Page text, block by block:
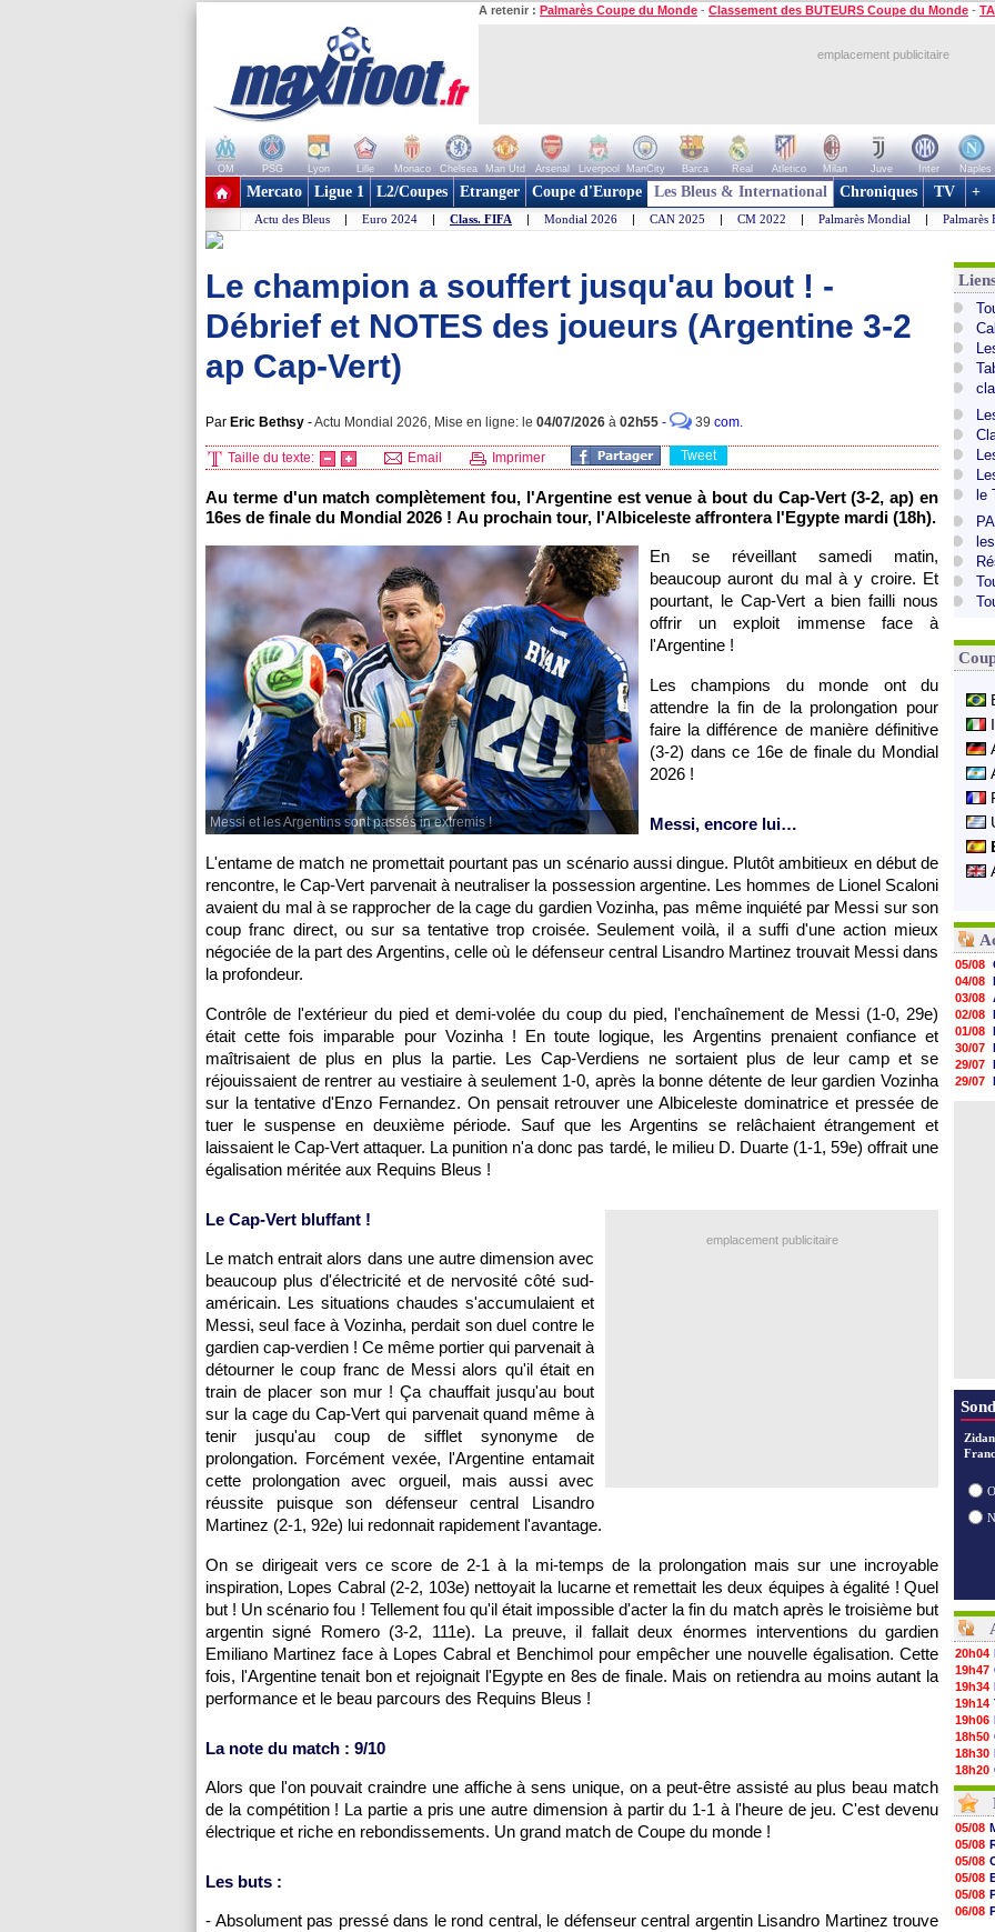
A retenir : Palmarès Coupe du Monde - Classement des BUTEURS Coupe du Monde -
emplacement publicitaire
OM PSG Lyon Lille Monaco Chelsea Man Utd Arsenal Liverpool ManCity Barca Real Atletico Milan Juve Inter Naples
+ de clubs
Mercato Ligue 1 L2/Coupes Etranger Coupe d'Europe Les Bleus & International Chroniques TV +
Actu des Bleus | Euro 2024 | Class. FIFA | Mondial 2026 | CAN 2025 | CM 2022 | Palmarès Mondial | Palmarès
Le champion a souffert jusqu'au bout ! -
Débrief et NOTES des joueurs (Argentine 3-2
ap Cap-Vert)
Par Eric Bethsy -Actu Mondial 2026, Mise en ligne: le 04/07/2026 à 02h55 - 39 com.
Taille du texte: Email Imprimer Tweet
Au terme d'un match complètement fou, l'Argentine est venue à bout du Cap-Vert (3-2, ap) en
16es de finale du Mondial 2026 ! Au prochain tour, l'Albiceleste affrontera l'Egypte mardi (18h).
Messi et les Argentins sont passés in extremis !
En se réveillant samedi matin,
beaucoup auront du mal à y croire. Et
pourtant, le Cap-Vert a bien failli nous
offrir un exploit immense face à
l'Argentine !
Les champions du monde ont du
attendre la fin de la prolongation pour
faire la différence de manière définitive
(3-2) dans ce 16e de finale du Mondial
2026 !
Messi, encore lui…
L'entame de match ne promettait pourtant pas un scénario aussi dingue. Plutôt ambitieux en début de
rencontre, le Cap-Vert parvenait à neutraliser la possession argentine. Les hommes de Lionel Scaloni
avaient du mal à se rapprocher de la cage du gardien Vozinha, pas même inquiété par Messi sur son
coup franc direct, ou sur sa tentative trop croisée. Seulement voilà, il a suffi d'une action mieux
négociée de la part des Argentins, celle où le défenseur central Lisandro Martinez trouvait Messi dans
la profondeur.
Contrôle de l'extérieur du pied et demi-volée du coup du pied, l'enchaînement de Messi (1-0, 29e)
était cette fois imparable pour Vozinha ! En toute logique, les Argentins prenaient confiance et
maîtrisaient de plus en plus la partie. Les Cap-Verdiens ne sortaient plus de leur camp et se
réjouissaient de rentrer au vestiaire à seulement 1-0, après la bonne détente de leur gardien Vozinha
sur la tentative d'Enzo Fernandez. On pensait retrouver une Albiceleste dominatrice et pressée de
tuer le suspense en deuxième période. Sauf que les Argentins se relâchaient étrangement et
laissaient le Cap-Vert attaquer. La punition n'a donc pas tardé, le milieu D. Duarte (1-1, 59e) offrait une
égalisation méritée aux Requins Bleus !
emplacement publicitaire
Le Cap-Vert bluffant !
Le match entrait alors dans une autre dimension avec
beaucoup plus d'électricité et de nervosité côté sud-
américain. Les situations chaudes s'accumulaient et
Messi, seul face à Vozinha, perdait son duel contre le
gardien cap-verdien ! Ce même portier qui parvenait à
détourner le coup franc de Messi alors qu'il était en
train de placer son mur ! Ça chauffait jusqu'au bout
sur la cage du Cap-Vert qui parvenait quand même à
tenir jusqu'au coup de sifflet synonyme de
prolongation. Forcément vexée, l'Argentine entamait
cette prolongation avec orgueil, mais aussi avec
réussite puisque son défenseur central Lisandro
Martinez (2-1, 92e) lui redonnait rapidement l'avantage.
On se dirigeait vers ce score de 2-1 à la mi-temps de la prolongation mais sur une incroyable
inspiration, Lopes Cabral (2-2, 103e) nettoyait la lucarne et remettait les deux équipes à égalité ! Quel
but ! Un scénario fou ! Tellement fou qu'il était impossible d'acter la fin du match après le troisième but
argentin signé Romero (3-2, 111e). La preuve, il fallait deux énormes interventions du gardien
Emiliano Martinez face à Lopes Cabral et Benchimol pour empêcher une nouvelle égalisation. Cette
fois, l'Argentine tenait bon et rejoignait l'Egypte en 8es de finale. Mais on retiendra au moins autant la
performance et le beau parcours des Requins Bleus !
La note du match : 9/10
Alors que l'on pouvait craindre une affiche à sens unique, on a peut-être assisté au plus beau match
de la compétition ! La partie a pris une autre dimension à partir du 1-1 à l'heure de jeu. C'est devenu
électrique et riche en rebondissements. Un grand match de Coupe du monde !
Les buts :
- Absolument pas pressé dans le rond central, le défenseur central argentin Lisandro Martinez trouve
le
05/08
04/08
03/08
02/08
01/08
30/07
29/07
29/07
20h04
19h47
19h34
19h14
19h06
18h50
18h30
18h20
17h58
17h47
17h34
17h22
17h10
16h59
16h53
16h45
16h34
05/08
05/08
05/08
05/08
05/08
06/08